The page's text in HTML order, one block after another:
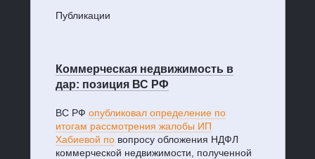
Публикации
Коммерческая недвижимость в
дар: позиция ВС РФ
ВС РФопубликовал определение по
итогам рассмотрения жалобы ИП
Хабиевой по вопросу обложения НДФЛ
коммерческой недвижимости, полученной